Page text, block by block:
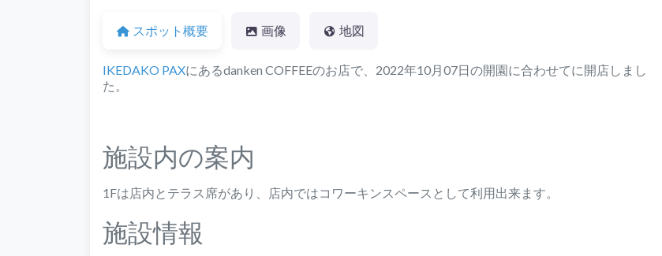
スポット概要 画像 地図
IKEDAKO PAXにあるdanken COFFEEのお店で、2022年10月07日の開園に合わせてに開店しまし
た。
施設内の案内
1Fは店内とテラス席があり、店内ではコワーキンスペースとして利用出来ます。
施設情報